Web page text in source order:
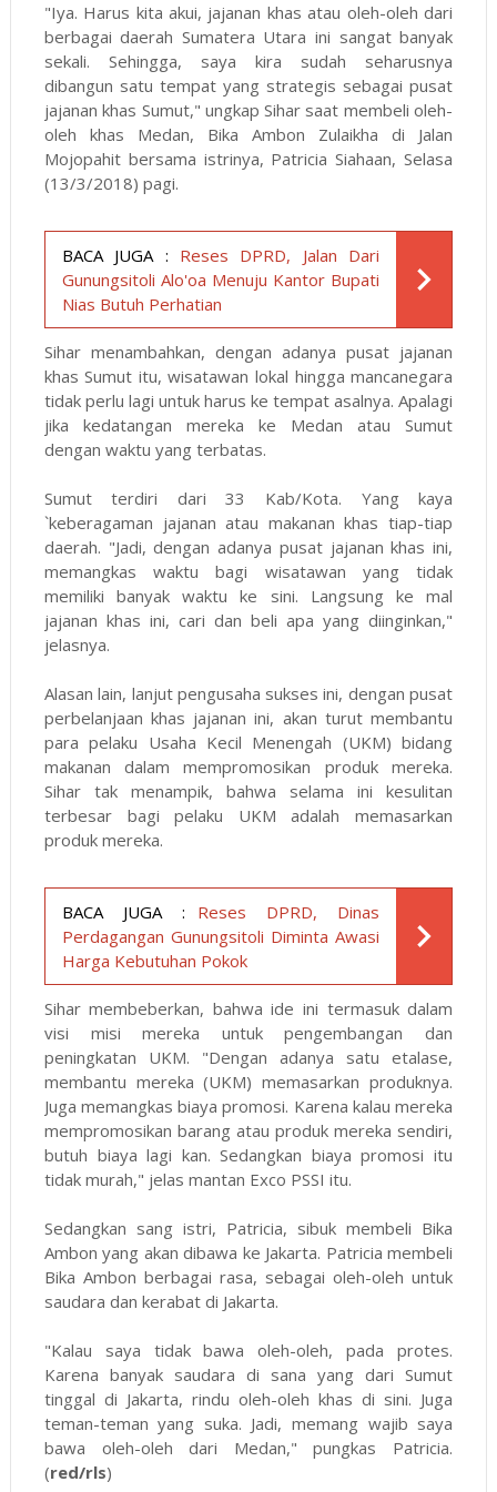
"Iya. Harus kita akui, jajanan khas atau oleh-oleh dari
berbagai daerah Sumatera Utara ini sangat banyak
sekali. Sehingga, saya kira sudah seharusnya
dibangun satu tempat yang strategis sebagai pusat
jajanan khas Sumut," ungkap Sihar saat membeli oleh-
oleh khas Medan, Bika Ambon Zulaikha di Jalan
Mojopahit bersama istrinya, Patricia Siahaan, Selasa
(13/3/2018) pagi.
BACA JUGA : Reses DPRD, Jalan Dari
Gunungsitoli Alo'oa Menuju Kantor Bupati
Nias Butuh Perhatian
Sihar menambahkan, dengan adanya pusat jajanan
khas Sumut itu, wisatawan lokal hingga mancanegara
tidak perlu lagi untuk harus ke tempat asalnya. Apalagi
jika kedatangan mereka ke Medan atau Sumut
dengan waktu yang terbatas.
Sumut terdiri dari 33 Kab/Kota. Yang kaya
`keberagaman jajanan atau makanan khas tiap-tiap
daerah. "Jadi, dengan adanya pusat jajanan khas ini,
memangkas waktu bagi wisatawan yang tidak
memiliki banyak waktu ke sini. Langsung ke mal
jajanan khas ini, cari dan beli apa yang diinginkan,"
jelasnya.
Alasan lain, lanjut pengusaha sukses ini, dengan pusat
perbelanjaan khas jajanan ini, akan turut membantu
para pelaku Usaha Kecil Menengah (UKM) bidang
makanan dalam mempromosikan produk mereka.
Sihar tak menampik, bahwa selama ini kesulitan
terbesar bagi pelaku UKM adalah memasarkan
produk mereka.
BACA JUGA :
Reses DPRD, Dinas
Perdagangan Gunungsitoli Diminta Awasi
Harga Kebutuhan Pokok
Sihar membeberkan, bahwa ide ini termasuk dalam
visi misi mereka untuk pengembangan dan
peningkatan UKM. "Dengan adanya satu etalase,
membantu mereka (UKM) memasarkan produknya.
Juga memangkas biaya promosi. Karena kalau mereka
mempromosikan barang atau produk mereka sendiri,
butuh biaya lagi kan. Sedangkan biaya promosi itu
tidak murah," jelas mantan Exco PSSI itu.
Sedangkan sang istri, Patricia, sibuk membeli Bika
Ambon yang akan dibawa ke Jakarta. Patricia membeli
Bika Ambon berbagai rasa, sebagai oleh-oleh untuk
saudara dan kerabat di Jakarta.
"Kalau saya tidak bawa oleh-oleh, pada protes.
Karena banyak saudara di sana yang dari Sumut
tinggal di Jakarta, rindu oleh-oleh khas di sini. Juga
teman-teman yang suka. Jadi, memang wajib saya
bawa oleh-oleh dari Medan," pungkas Patricia.
(red/rls)